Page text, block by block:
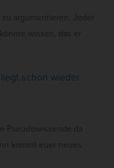
argumentieren. Jeder
wissen, das er
schon wieder
da
kommt euer neues